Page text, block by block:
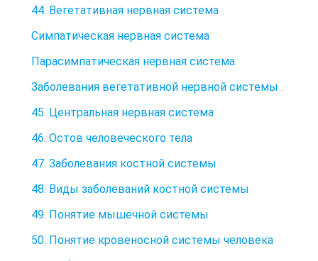
44. Вегетативная нервная система
Симпатическая нервная система
Парасимпатическая нервная система
Заболевания вегетативной нервной системы .
45. Центральная нервная система
46. Остов человеческого тела
47. Заболевания костной системы
48. Виды заболеваний костной системы
49. Понятие мышечной системы
50. Понятие кровеносной системы человека